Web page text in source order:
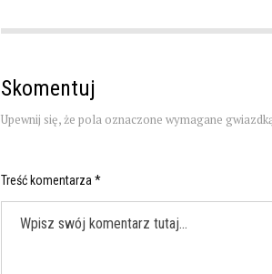
Skomentuj
Upewnij się, że pola oznaczone wymagane
Treść komentarza *